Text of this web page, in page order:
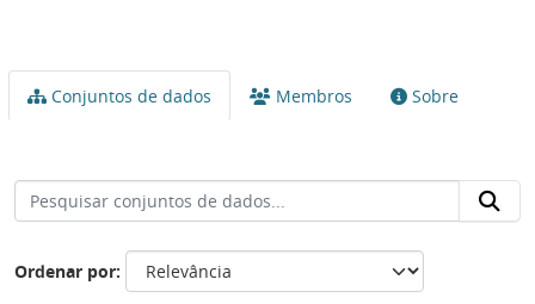
Conjuntos de dados Membros Sobre
Ordenar por